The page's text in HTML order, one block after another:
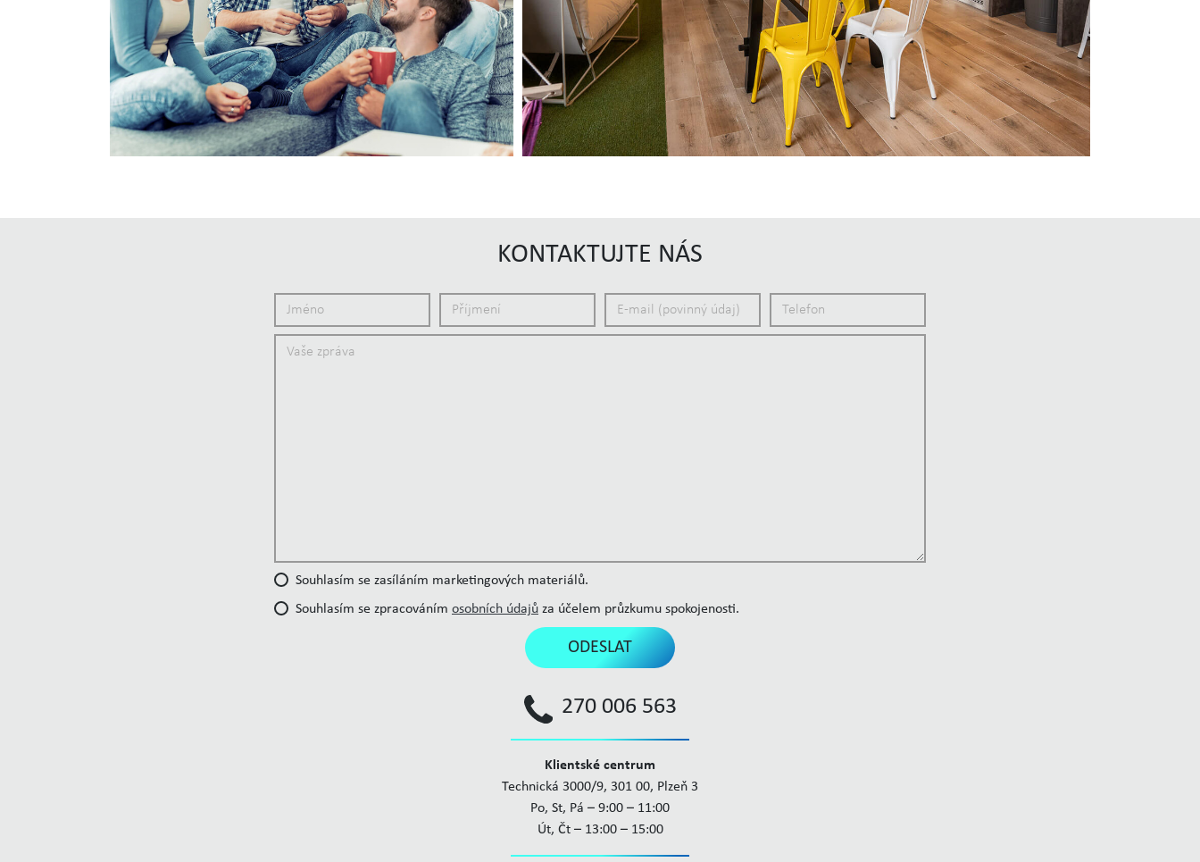
KONTAKTUJTE NÁS
Souhlasím se zasíláním marketingových materiálů.
Souhlasím se zpracováním osobních údajů za účelem průzkumu spokojenosti.
ODESLAT
270 006 563
Klientské centrum
Technická 3000/9, 301 00, Plzeň 3
Po, St, Pá – 9:00 – 11:00
Út, Čt – 13:00 – 15:00